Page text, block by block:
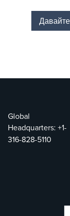
Global
Headquarters: +1-
316-828-5110